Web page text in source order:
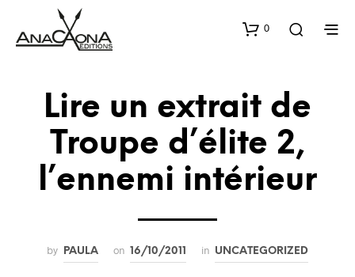
0
Lire un extrait de
Troupe d’élite 2,
l’ennemi intérieur
by PAULA on 16/10/2011 in UNCATEGORIZED